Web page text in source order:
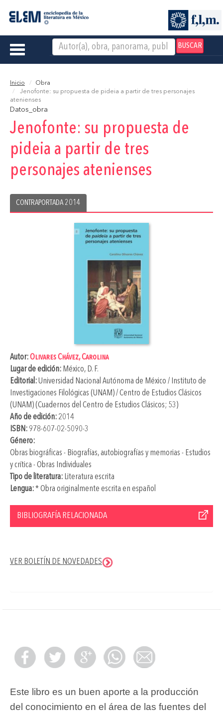
BUSCAR
Toggle
Inicio
Obra
Jenofonte: su propuesta de pideia a partir de tres personajes
atenienses
Datos_obra
Jenofonte: su propuesta de
pideia a partir de tres
personajes atenienses
CONTRAPORTADA 2014
Autor:Olivares Chávez, Carolina
Lugar de edición: México, D. F.
Editorial:Universidad Nacional Autónoma de México / Instituto de
Investigaciones Filológicas (UNAM) / Centro de Estudios Clásicos
(UNAM) (Cuadernos del Centro de Estudios Clásicos; 53)
Año de edición: 2014
ISBN: 978-607-02-5090-3
Género:
Obras biográficas - Biografías, autobiografías y memorias - Estudios
y crítica - Obras Individuales
Tipo de literatura: Literatura escrita
Lengua:* Obra originalmente escrita en español
BIBLIOGRAFÍA RELACIONADA
VER BOLETÍN DE NOVEDADES
Este libro es un buen aporte a la producción
del conocimiento en el área de las fuentes del